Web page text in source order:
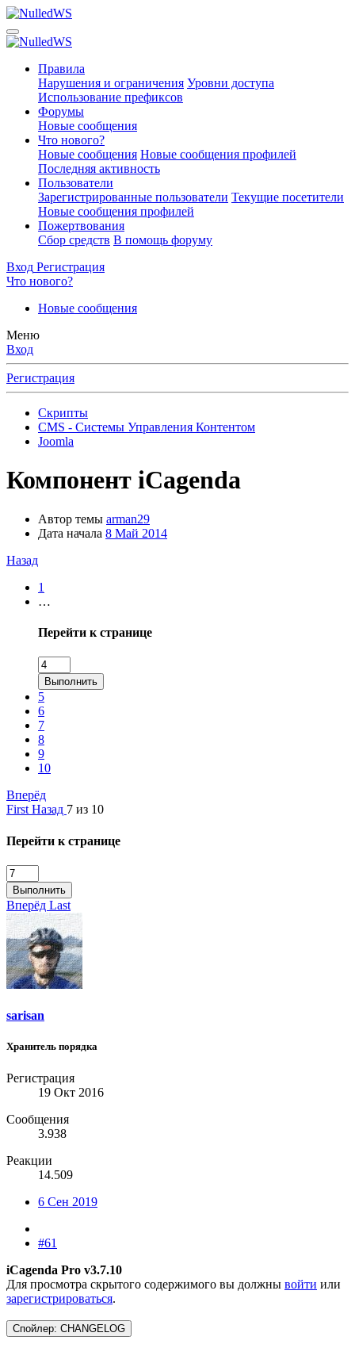
Правила
Нарушения и ограничения Уровни доступа
Использование префиксов
Форумы
Новые сообщения
Что нового?
Новые сообщения Новые сообщения профилей
Последняя активность
Пользователи
Зарегистрированные пользователи Текущие посетители
Новые сообщения профилей
Пожертвования
Сбор средств В помощь форуму
Вход Регистрация
Что нового?
Новые сообщения
Меню
Вход
Регистрация
Скрипты
CMS - Системы Управления Контентом
Joomla
Компонент iCagenda
Автор темы arman29
Дата начала 8 Май 2014
Назад
1
…
Перейти к странице
Выполнить
5
6
7
8
9
10
Вперёд
First Назад 7 из 10
Перейти к странице
Выполнить
Вперёд Last
sarisan
Хранитель порядка
Регистрация
19 Окт 2016
Сообщения
3.938
Реакции
14.509
6 Сен 2019
#61
iCagenda Pro v3.7.10
Для просмотра скрытого содержимого вы должны войти или
зарегистрироваться.
Спойлер: CHANGELOG